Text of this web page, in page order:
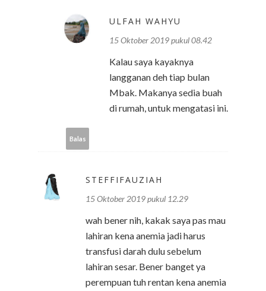
ULFAH WAHYU
15 Oktober 2019 pukul 08.42
Kalau saya kayaknya
langganan deh tiap bulan
Mbak. Makanya sedia buah
di rumah, untuk mengatasi ini.
Balas
STEFFIFAUZIAH
15 Oktober 2019 pukul 12.29
wah bener nih, kakak saya pas mau
lahiran kena anemia jadi harus
transfusi darah dulu sebelum
lahiran sesar. Bener banget ya
perempuan tuh rentan kena anemia